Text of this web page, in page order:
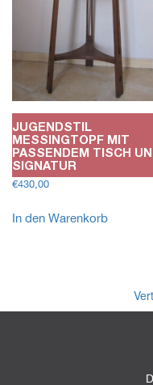
JUGENDSTIL
MESSINGTOPF MIT
PASSENDEM TISCH
SIGNATUR
€430,00
In den Warenkorb